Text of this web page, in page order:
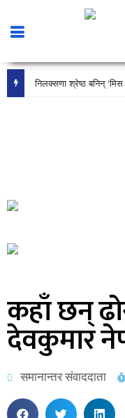
कहाँ छन्
देवकुमार
समानान्तर संवाददाता